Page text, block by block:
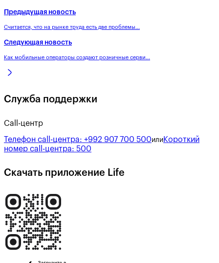
Предыдущая новость
Считается, что на рынке труда есть две проблемы...
Следующая новость
Как мобильные операторы создают розничные серви...
Служба поддержки
Call-центр
Телефон call-центра: +992 907 700 500или Короткий
номер call-центра: 500
Скачать приложение Life